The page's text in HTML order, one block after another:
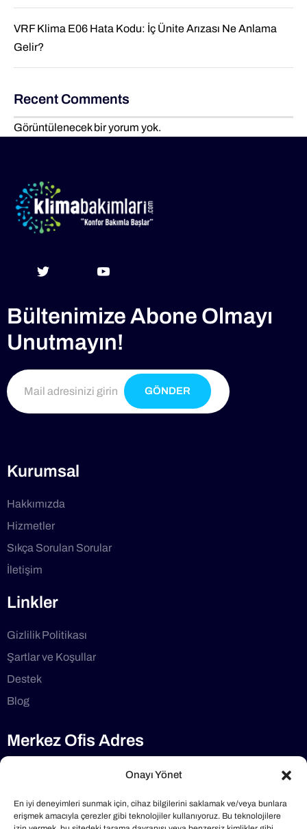
Onayı Yönet
En iyi deneyimleri sunmak için, cihaz bilgilerini saklamak ve/veya bunlara
erişmek amacıyla çerezler gibi teknolojiler kullanıyoruz. Bu teknolojilere
VRF Klima E06 Hata Kodu: İç Ünite Arızası Ne Anlama
Gelir?
Recent Comments
Görüntülenecek bir yorum yok.
Bültenimize Abone Olmayı
Unutmayın!
GÖNDER
Kurumsal
Hakkımızda
Hizmetler
Sıkça Sorulan Sorular
İletişim
Linkler
Gizlilik Politikası
Şartlar ve Koşullar
Destek
Blog
Merkez Ofis Adres
Selimdede Cd No:1/7 34782, Çekmeköy/İstanbul
Telefon